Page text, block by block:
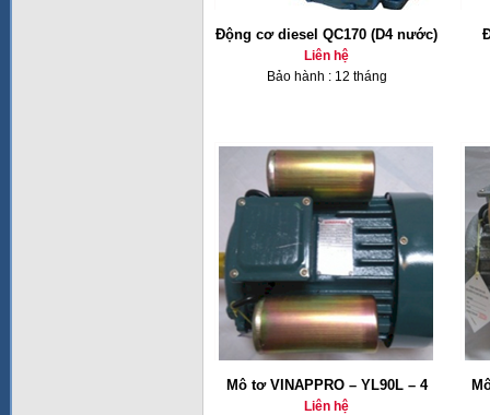
Động cơ diesel QC170 (D4 nước)
Liên hệ
Bảo hành : 12 tháng
Mô tơ VINAPPRO – YL90L – 4
Liên hệ